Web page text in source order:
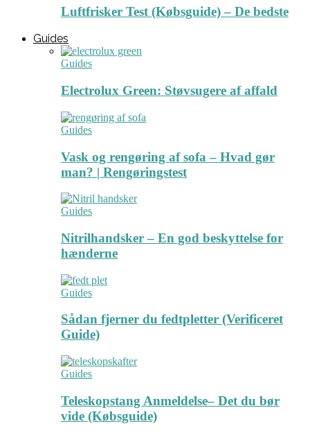
Luftfrisker Test (Købsguide) – De bedste
Guides
Guides
Electrolux Green: Støvsugere af affald
Guides
Vask og rengøring af sofa – Hvad gør
man? | Rengøringstest
Guides
Nitrilhandsker – En god beskyttelse for
hænderne
Guides
Sådan fjerner du fedtpletter (Verificeret
Guide)
Guides
Teleskopstang Anmeldelse– Det du bør
vide (Købsguide)